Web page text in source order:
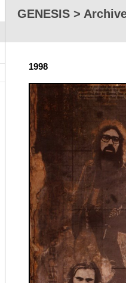
GENESIS >
1998